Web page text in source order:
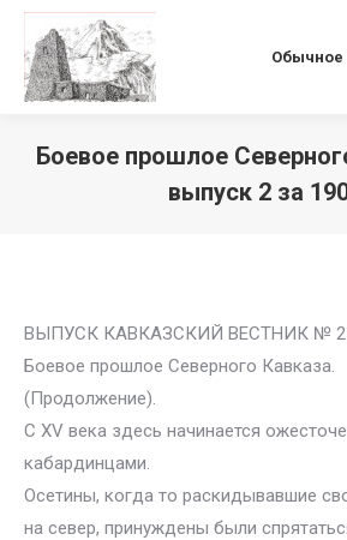
Обычное
Боевое прошлое
выпуск 2 за
ВЫПУСК КАВКАЗСКИЙ ВЕСТНИК № 2
Боевое прошлое Северного Кавказа.
(Продолжение).
С XV века здесь начинается
кабардинцами.
Осетины, когда то раскидывавшие
на север, принуждены были